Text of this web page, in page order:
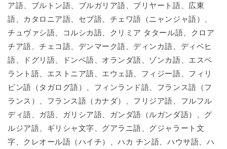
ア語、ブルトン語、ブルガリア語、ブリヤート語、広東
語、カタロニア語、セブ語、チェワ語（ニャンジャ語）、
チュヴァシ語、コルシカ語、クリミア タタール語、クロア
チア語、チェコ語、デンマーク語、ディンカ語、ディベヒ
語、ドグリ語、ドンベ語、オランダ語、ゾンカ語、エスペ
ラント語、エストニア語、エウェ語、フィジー語、フィリ
ピン語（タガログ語）、フィンランド語、フランス語（フ
ランス）、フランス語（カナダ）、フリジア語、フルフル
ディ語、ガ語、ガリシア語、ガンダ語（ルガンダ語）、グ
ルジア語、ギリシャ文字、グアラニ語、グジャラート文
字、クレオール語（ハイチ）、ハカ チン語、ハウサ語、ハ